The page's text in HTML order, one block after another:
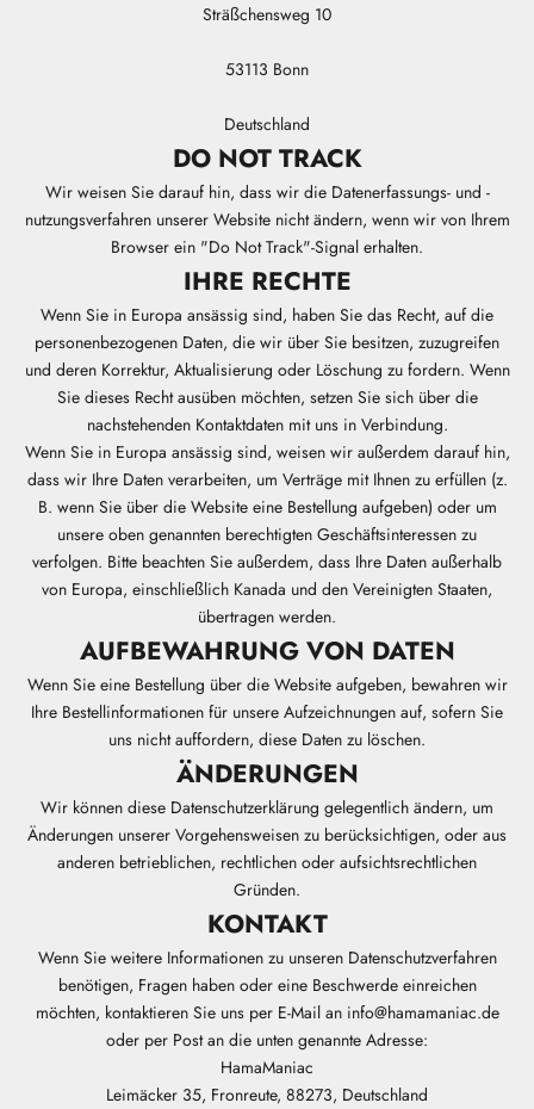
Sträßchensweg 10
53113 Bonn
Deutschland
DO NOT TRACK
Wir weisen Sie darauf hin, dass wir die Datenerfassungs- und -
nutzungsverfahren unserer Website nicht ändern, wenn wir von Ihrem
Browser ein "Do Not Track"-Signal erhalten.
IHRE RECHTE
Wenn Sie in Europa ansässig sind, haben Sie das Recht, auf die
personenbezogenen Daten, die wir über Sie besitzen, zuzugreifen
und deren Korrektur, Aktualisierung oder Löschung zu fordern. Wenn
Sie dieses Recht ausüben möchten, setzen Sie sich über die
nachstehenden Kontaktdaten mit uns in Verbindung.
Wenn Sie in Europa ansässig sind, weisen wir außerdem darauf hin,
dass wir Ihre Daten verarbeiten, um Verträge mit Ihnen zu erfüllen (z.
B. wenn Sie über die Website eine Bestellung aufgeben) oder um
unsere oben genannten berechtigten Geschäftsinteressen zu
verfolgen. Bitte beachten Sie außerdem, dass Ihre Daten außerhalb
von Europa, einschließlich Kanada und den Vereinigten Staaten,
übertragen werden.
AUFBEWAHRUNG VON DATEN
Wenn Sie eine Bestellung über die Website aufgeben, bewahren wir
Ihre Bestellinformationen für unsere Aufzeichnungen auf, sofern Sie
uns nicht auffordern, diese Daten zu löschen.
ÄNDERUNGEN
Wir können diese Datenschutzerklärung gelegentlich ändern, um
Änderungen unserer Vorgehensweisen zu berücksichtigen, oder aus
anderen betrieblichen, rechtlichen oder aufsichtsrechtlichen
Gründen.
KONTAKT
Wenn Sie weitere Informationen zu unseren Datenschutzverfahren
benötigen, Fragen haben oder eine Beschwerde einreichen
möchten, kontaktieren Sie uns per E-Mail an info@hamamaniac.de
oder per Post an die unten genannte Adresse:
HamaManiac
Leimäcker 35, Fronreute, 88273, Deutschland